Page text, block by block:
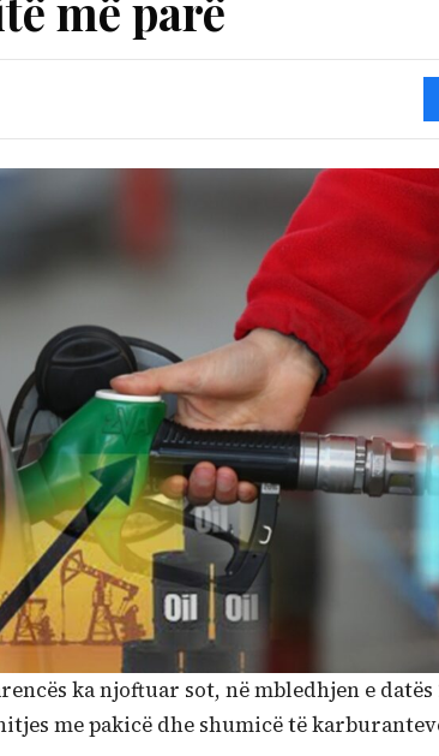
ka njoftuar sot, në mbledhjen e
me pakicë dhe shumicë të